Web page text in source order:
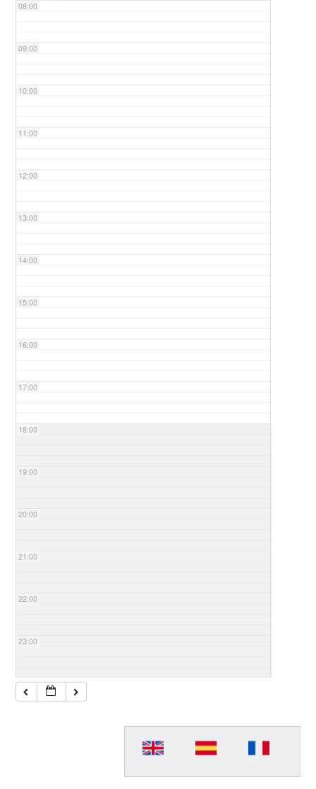
08:00
09:00
10:00
11:00
12:00
13:00
14:00
15:00
16:00
17:00
18:00
19:00
20:00
21:00
22:00
23:00